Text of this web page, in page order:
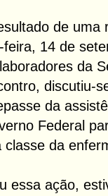
de uma
14 de
da
discutiu-
da
Federal
classe da
essa ação,